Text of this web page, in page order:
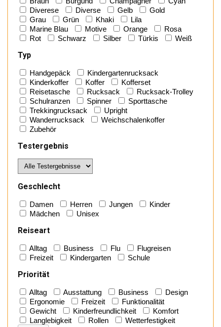
Diverese
Diverse Gelb
Gold
Grau
Grün Khaki
Lila
Marine Blau
Motive Orange
Rosa
Rot
Schwarz Silber Türkis Weiß
Typ
Handgepäck
Kindergartenrucksack
Kinderkoffer
Koffer
Kofferset
Reisetasche
Rucksack
Rucksack-Trolley
Schulranzen
Spinner
Sporttasche
Trekkingrucksack
Upright
Wanderrucksack
Weichschalenkoffer
Zubehör
Testergebnis
Geschlecht
Damen Herren Jungen
Kinder
Mädchen
Unisex
Reiseart
Alltag Business Flu
Flugreisen
Freizeit
Kindergarten Schule
Priorität
Alltag Ausstattung Business
Design
Ergonomie
Freizeit
Funktionalität
Gewicht
Kinderfreundlichkeit
Komfort
Langlebigkeit
Rollen Wetterfestigkeit